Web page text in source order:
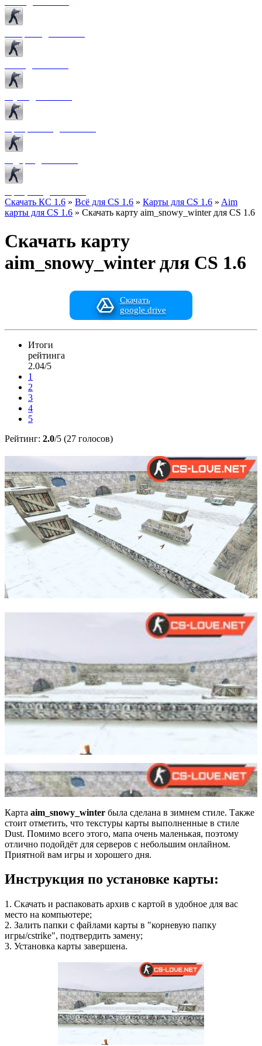
Скачать КС 1.6 » Всё для CS 1.6 » Карты для CS 1.6 » Aim
карты для CS 1.6 » Скачать карту aim_snowy_winter для CS 1.6
Скачать карту
aim_snowy_winter для CS 1.6
Скачать
google drive
Итоги
рейтинга
2.04/5
1
2
3
4
5
Рейтинг: 2.0/5 (27 голосов)
Карта aim_snowy_winter была сделана в зимнем стиле. Также
стоит отметить, что текстуры карты выполненные в стиле
Dust. Помимо всего этого, мапа очень маленькая, поэтому
отлично подойдёт для серверов с небольшим онлайном.
Приятной вам игры и хорошего дня.
Инструкция по установке карты:
1. Скачать и распаковать архив с картой в удобное для вас
место на компьютере;
2. Залить папки с файлами карты в "корневую папку
игры/cstrike", подтвердить замену;
3. Установка карты завершена.